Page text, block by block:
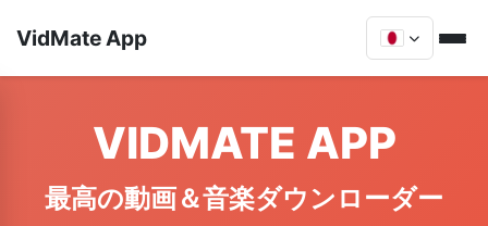
VidMate App
VIDMATE APP
最高の動画＆音楽ダウンローダー